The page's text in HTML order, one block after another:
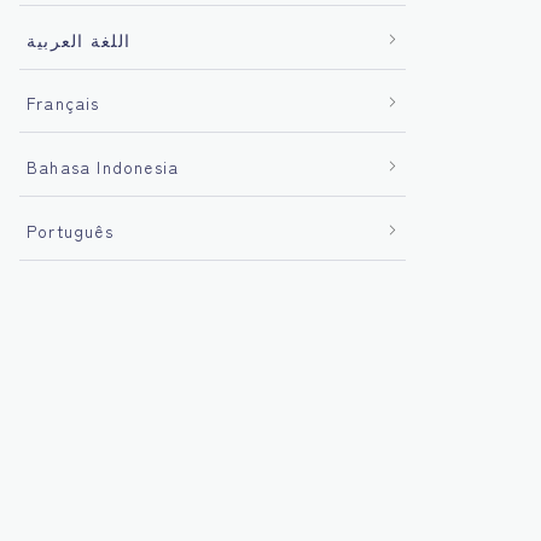
اللغة العربية
Français
Bahasa Indonesia
Português